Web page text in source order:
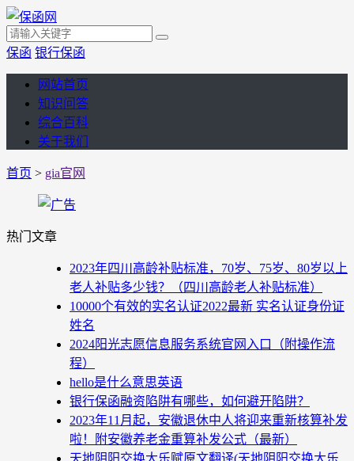
保函 银行保函
网站首页
知识问答
综合百科
关于我们
首页 > gia官网
热门文章
2023年四川高龄补贴标准，70岁、75岁、80岁以上
老人补贴多少钱？（四川高龄老人补贴标准）
10000个有效的实名认证2022最新 实名认证身份证
姓名
2024阳光志愿信息服务系统官网入口（附操作流
程）
hello是什么意思英语
银行保函融资陷阱有哪些，如何避开陷阱？
2023年11月起，安徽退休中人将迎来重新核算补发
啦！附安徽养老金重算补发公式（最新）
天地阴阳交换大乐赋原文翻译(天地阴阳交换大乐